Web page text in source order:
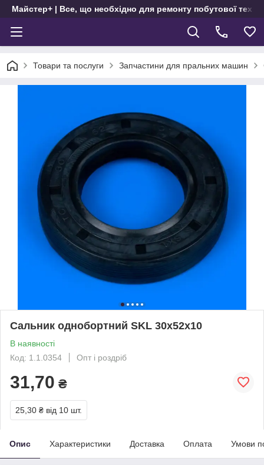
Майстер+ | Все, що необхідно для ремонту побутової
Товари та послуги Запчастини для пральних машин
Сальник однобортний SKL 30х52х10
В наявності
Код: 1.1.0354
Опт і роздріб
31,70 ₴
25,30 ₴ від 10 шт.
Опис Характеристики Доставка Оплата Умови